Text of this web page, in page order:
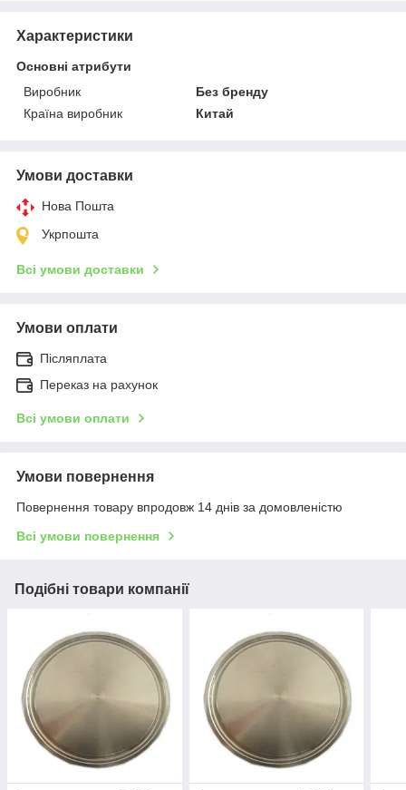
Характеристики
Основні атрибути
Виробник
Без бренду
Країна виробник
Китай
Умови доставки
Нова Пошта
Укрпошта
Всі умови доставки
Умови оплати
Післяплата
Переказ на рахунок
Всі умови оплати
Умови повернення
Повернення товару впродовж 14 днів за домовленістю
Всі умови повернення
Подібні товари компанії